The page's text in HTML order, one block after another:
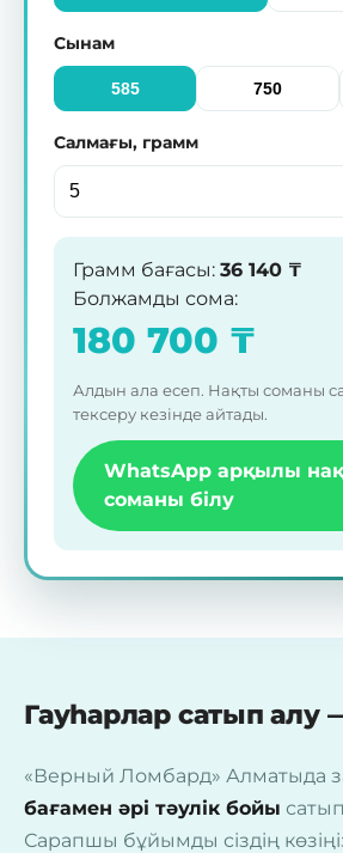
Сынам
585 750
Салмағы, грамм
Грамм бағасы: 36 140 ₸
Болжамды сома:
180 700 ₸
Алдын ала есеп. Нақты соманы
тексеру кезінде айтады.
WhatsApp арқылы
соманы білу
Гауһарлар сатып
«Верный Ломбард» Алматыда
бағамен әрі тәулік бойы
Сарапшы бұйымды сіздің